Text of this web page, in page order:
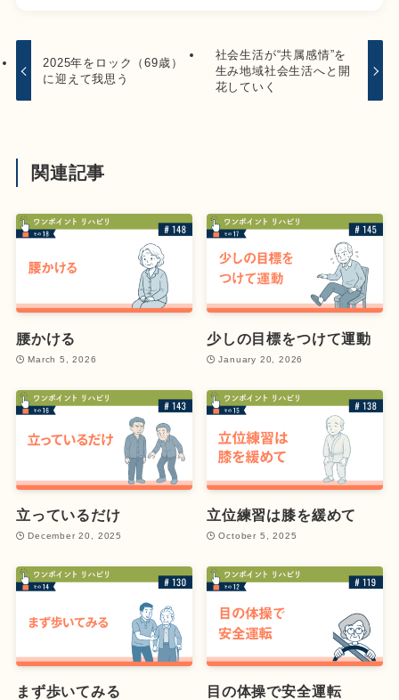
2025年をロック（69歳）
に迎えて我思う
社会生活が“共属感情”を
生み地域社会生活へと開
花していく
関連記事
腰かける
March 5, 2026
少しの目標をつけて運動
January 20, 2026
立っているだけ
December 20, 2025
立位練習は膝を緩めて
October 5, 2025
まず歩いてみる 目の体操で安全運転